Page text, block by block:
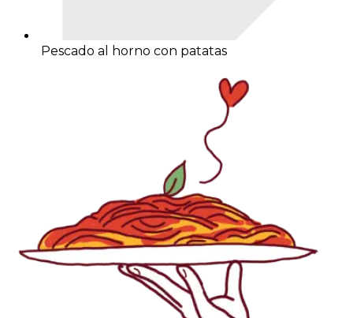
Pescado al horno con patatas